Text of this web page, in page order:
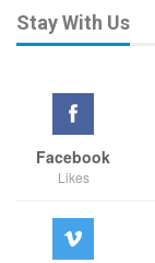
Stay With Us
Facebook
Likes